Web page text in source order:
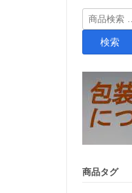
検
索
検索
商品タグ